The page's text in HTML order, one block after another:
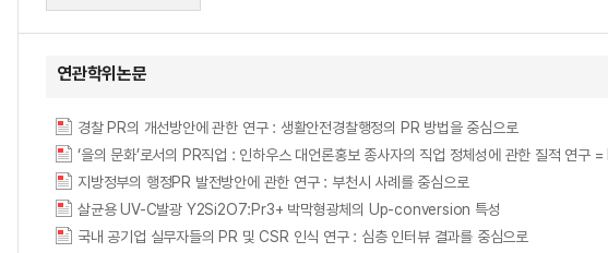
연관학위논문
경찰 PR의 개선방안에 관한 연구 : 생활안전경찰행정의 PR 방법을 중심으로
‘을의 문화’로서의 PR직업 : 인하우스 대언론홍보 종사자의 직업 정체성에 관한
지방정부의 행정PR 발전방안에 관한 연구 : 부천시 사례를 중심으로
살균용 UV-C발광 Y2Si2O7:Pr3+ 박막형광체의 Up-conversion 특성
국내 공기업 실무자들의 PR 및 CSR 인식 연구 : 심층 인터뷰 결과를 중심으로